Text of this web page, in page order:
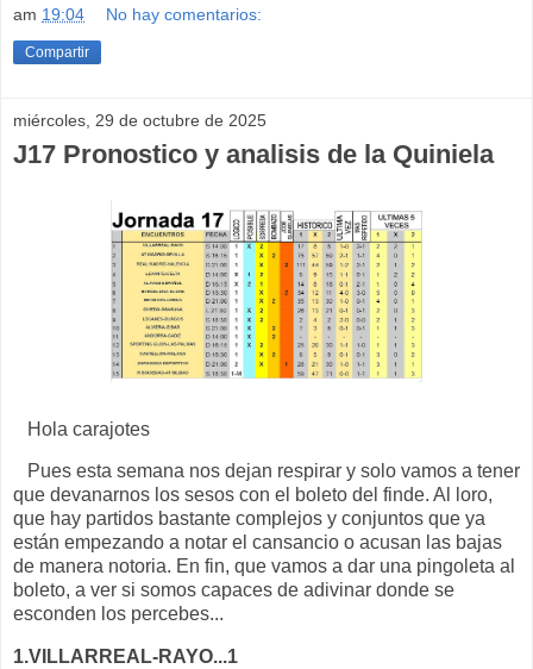
am 19:04 No hay comentarios:
Compartir
miércoles, 29 de octubre de 2025
J17 Pronostico y analisis de la Quiniela
Hola carajotes
Pues esta semana nos dejan respirar y solo vamos a tener
que devanarnos los sesos con el boleto del finde. Al loro,
que hay partidos bastante complejos y conjuntos que ya
están empezando a notar el cansancio o acusan las bajas
de manera notoria. En fin, que vamos a dar una pingoleta al
boleto, a ver si somos capaces de adivinar donde se
esconden los percebes...
1.VILLARREAL-RAYO...1